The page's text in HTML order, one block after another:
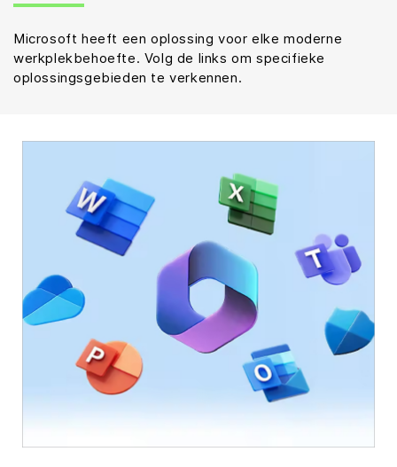
Microsoft heeft een oplossing voor elke moderne
werkplekbehoefte. Volg de links om specifieke
oplossingsgebieden te verkennen.